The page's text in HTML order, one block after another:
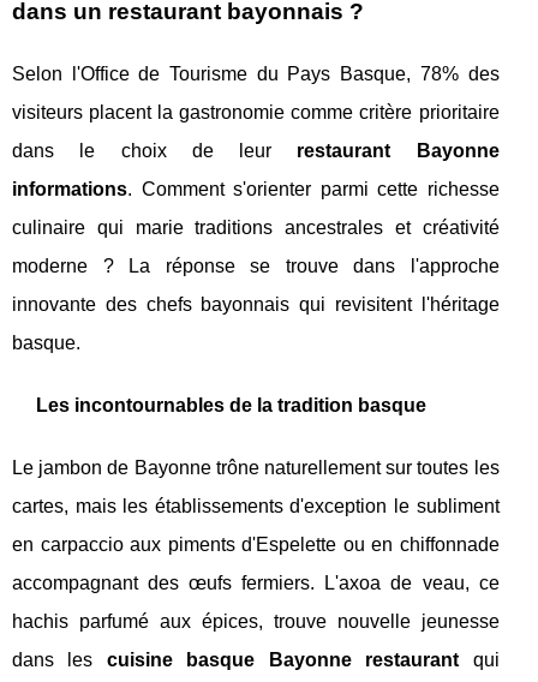
dans un restaurant bayonnais ?
Selon l'Office de Tourisme du Pays Basque, 78% des
visiteurs placent la gastronomie comme critère prioritaire
dans le choix de leur restaurant Bayonne
informations. Comment s'orienter parmi cette richesse
culinaire qui marie traditions ancestrales et créativité
moderne ? La réponse se trouve dans l'approche
innovante des chefs bayonnais qui revisitent l'héritage
basque.
Les incontournables de la tradition basque
Le jambon de Bayonne trône naturellement sur toutes les
cartes, mais les établissements d'exception le subliment
en carpaccio aux piments d'Espelette ou en chiffonnade
accompagnant des œufs fermiers. L'axoa de veau, ce
hachis parfumé aux épices, trouve nouvelle jeunesse
dans les cuisine basque Bayonne restaurant qui